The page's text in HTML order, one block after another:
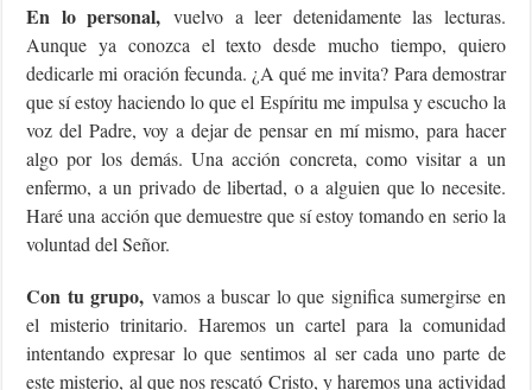
En lo personal, vuelvo a leer detenidamente las lecturas.
Aunque ya conozca el texto desde mucho tiempo, quiero
dedicarle mi oración fecunda. ¿A qué me invita? Para demostrar
que sí estoy haciendo lo que el Espíritu me impulsa y escucho la
voz del Padre, voy a dejar de pensar en mí mismo, para hacer
algo por los demás. Una acción concreta, como visitar a un
enfermo, a un privado de libertad, o a alguien que lo necesite.
Haré una acción que demuestre que sí estoy tomando en serio la
voluntad del Señor.
Con tu grupo, vamos a buscar lo que significa sumergirse en
el misterio trinitario. Haremos un cartel para la comunidad
intentando expresar lo que sentimos al ser cada uno parte de
este misterio, al que nos rescató Cristo, y haremos una actividad